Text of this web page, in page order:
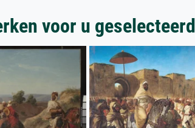
voor u geselecteerd